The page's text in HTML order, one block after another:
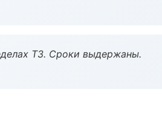
ТЗ. Сроки выдержаны.